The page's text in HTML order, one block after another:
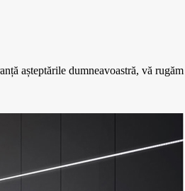
așteptările dumneavoastră, vă